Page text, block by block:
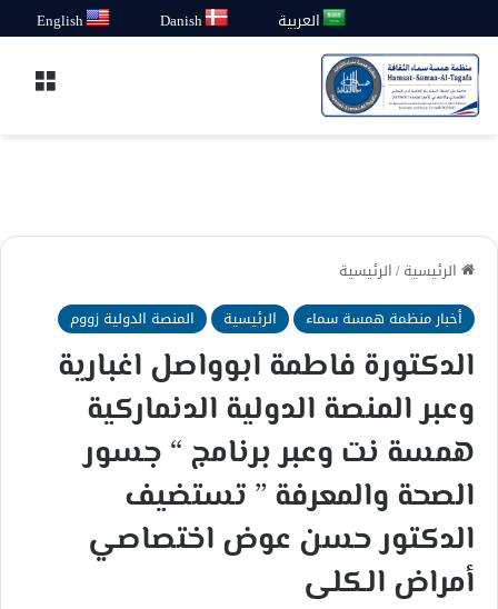
العربية Danish
English
الرئيسية/الرئيسية
أخبار منظمة همسة سماء
الرئيسية المنصة الدولية زووم
الدكتورة فاطمة ابوواصل اغبارية
وعبر المنصة الدولية الدنماركية
همسة نت وعبر برنامج “ جسور
الصحة والمعرفة ” تستضيف
الدكتور حسن عوض اختصاصي
أمراض الكلى